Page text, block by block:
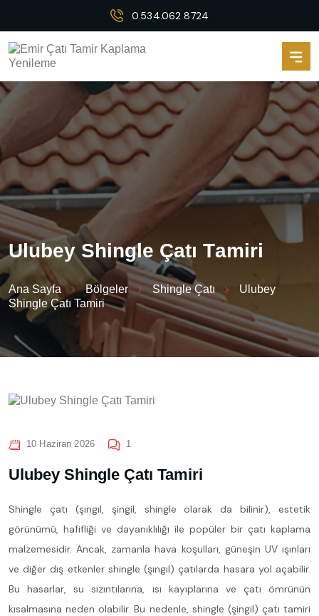
0.534.062 8724
Ulubey Shingle Çatı Tamiri
Ana Sayfa Bölgeler Shingle Çatı
Ulubey
Shingle Çatı Tamiri
10 Haziran 2026 1
Ulubey Shingle Çatı Tamiri
Shingle çatı (şıngıl, şingil, shingle olarak da bilinir), estetik
görünümü, hafifliği ve dayanıklılığı ile popüler bir çatı kaplama
malzemesidir. Ancak, zamanla hava koşulları, güneşin UV ışınları
ve diğer dış etkenler shingle (şıngıl) çatılarda hasara yol açabilir.
Bu hasarlar, su sızıntılarına, ısı kayıplarına ve çatı ömrünün
kısalmasına neden olabilir. Bu nedenle, shingle (şingil) çatı tamiri